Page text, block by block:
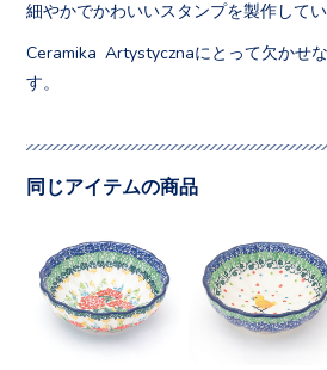
細やかでかわいいスタンプを製作してい
Ceramika Artystycznaにとって欠かせ
す。
同じアイテムの商品